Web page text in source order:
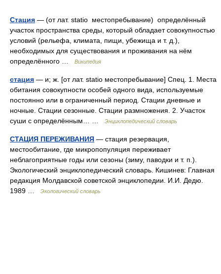
Стация — (от лат. statio местопребывание) определённый
участок пространства среды, который обладает совокупностью
условий (рельефа, климата, пищи, убежища и т. д.),
необходимых для существования и проживания на нём
определённого …
Википедия
стация — и; ж. [от лат. statio местопребывание] Спец. 1. Места
обитания совокупности особей одного вида, используемые
постоянно или в ограниченный период. Стации дневные и
ночные. Стации сезонные. Стации размножения. 2. Участок
суши с определённым… …
Энциклопедический словарь
СТАЦИЯ ПЕРЕЖИВАНИЯ — стация резервация,
местообитание, где микропопуляция переживает
неблагоприятные годы или сезоны (зиму, паводки и т. п.).
Экологический энциклопедический словарь. Кишинев: Главная
редакция Молдавской советской энциклопедии. И.И. Дедю.
1989 …
Экологический словарь